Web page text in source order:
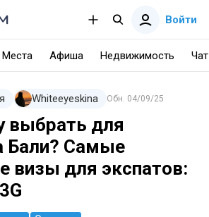
Войти
Места Афиша Недвижимость Чат
Whiteeyeskina Обн. 04/09/25
выбрать для
Бали? Самые
визы для экспатов: